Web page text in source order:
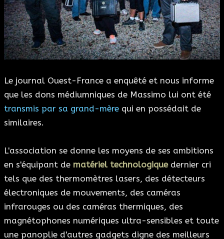
Le journal Ouest-France a enquêté et nous informe
que les dons médiumniques de Massimo lui ont été
transmis par sa grand-mère qui en possédait de
similaires.
L'association se donne les moyens de ses ambitions
en s'équipant de matériel technologiquedernier cri
tels que des thermomètres lasers, des détecteurs
électroniques de mouvements, des caméras
infrarouges ou des caméras thermiques, des
magnétophones numériques ultra-sensibles et toute
une panoplie d'autres gadgets digne des meilleurs